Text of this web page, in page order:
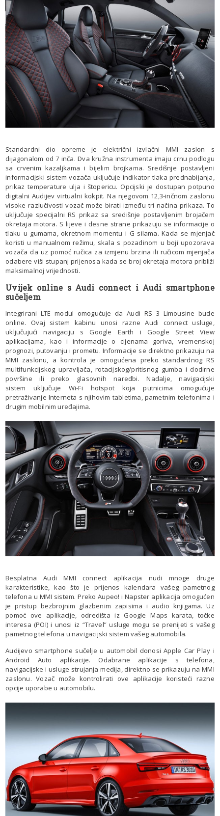
Standardni dio opreme je električni izvlačni MMI zaslon s
dijagonalom od 7 inča. Dva kružna instrumenta imaju crnu podlogu
sa crvenim kazaljkama i bijelim brojkama. Središnje postavljeni
informacijski sistem vozača uključuje indikator tlaka prednabijanja,
prikaz temperature ulja i štopericu. Opcijski je dostupan potpuno
digitalni Audijev virtualni kokpit. Na njegovom 12,3-inčnom zaslonu
visoke razlučivosti vozač može birati između tri načina prikaza. To
uključuje specijalni RS prikaz sa središnje postavljenim brojačem
okretaja motora. S lijeve i desne strane prikazuju se informacije o
tlaku u gumama, okretnom momentu i G silama. Kada se mjenjač
koristi u manualnom režimu, skala s pozadinom u boji upozorava
vozača da uz pomoć ručica za izmjenu brzina ili ručicom mjenjača
odabere viši stupanj prijenosa kada se broj okretaja motora približi
maksimalnoj vrijednosti.
Uvijek online s Audi connect i Audi smartphone
sučeljem
Integrirani LTE modul omogućuje da Audi RS 3 Limousine bude
online. Ovaj sistem kabinu unosi razne Audi connect usluge,
uključujući navigaciju s Google Earth i Google Street View
aplikacijama, kao i informacije o cijenama goriva, vremenskoj
prognozi, putovanju i prometu. Informacije se direktno prikazuju na
MMI zaslonu, a kontrola je omogućena preko standardnog RS
multifunkcijskog upravljača, rotacijskog/pritisnog gumba i dodirne
površine ili preko glasovnih naredbi. Nadalje, navigacijski
sistem uključuje Wi-Fi hotspot koja putnicima omogućuje
pretraživanje Interneta s njihovim tabletima, pametnim telefonima i
drugim mobilnim uređajima.
Besplatna Audi MMI connect aplikacija nudi mnoge druge
karakteristike, kao što je prijenos kalendara vašeg pametnog
telefona u MMI sistem. Preko Aupeo! i Napster aplikacija omogućen
je pristup bezbrojnim glazbenim zapisima i audio knjigama. Uz
pomoć ove aplikacije, odredišta iz Google Maps karata, točke
interesa (POI) i unosi iz “Travel” usluge mogu se prenijeti s vašeg
pametnog telefona u navigacijski sistem vašeg automobila.
Audijevo smartphone sučelje u automobil donosi Apple Car Play i
Android Auto aplikacije. Odabrane aplikacije s telefona,
navigacijske i usluge strujanja medija, direktno se prikazuju na MMI
zaslonu. Vozač može kontrolirati ove aplikacije koristeći razne
opcije uporabe u automobilu.